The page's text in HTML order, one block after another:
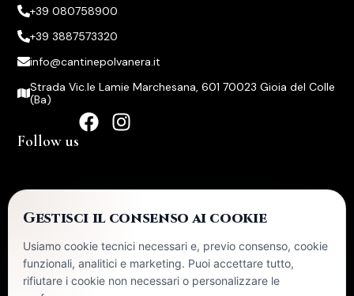
+39 080758900
+39 3887573320
info@cantinepolvanera.it
Strada Vic.le Lamie Marchesana, 601 70023 Gioia del Colle
(Ba)
Follow us
La ditta ha ricevuto nel corso del 2024 aiuti di stato
pubblicati sul RNA sezione trasparenza
Gestisci il consenso ai cookie
Usiamo cookie tecnici necessari e, previo consenso, cookie
funzionali, analitici e marketing. Puoi accettare tutto,
rifiutare i cookie non necessari o personalizzare le